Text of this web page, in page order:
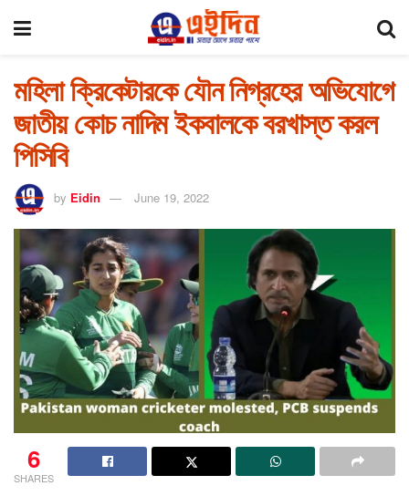
মহিলা ক্রিকেটারকে যৌন নিগ্রহের অভিযোগে
জাতীয় কোচ নাদিম ইকবালকে বরখাস্ত করল
পিসিবি
by Eidin June 19, 2022
6
SHARES